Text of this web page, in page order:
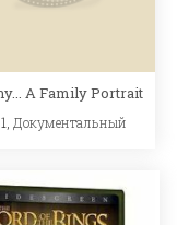
A Family Portrait
Документальный